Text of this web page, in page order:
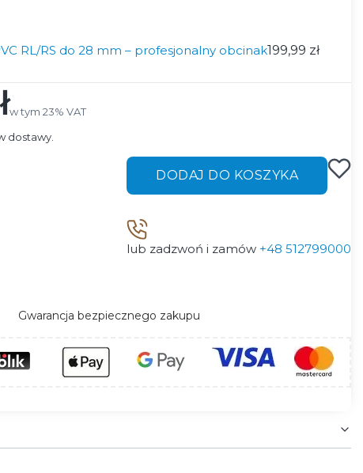
RL/RS do 28 mm – profesjonalny obcinak199,99 zł
w tym 23% VAT
w tym 23% VAT
dostawy.
DODAJ DO KOSZYKA
lub zadzwoń i zamów +48 512799000
Gwarancja bezpiecznego zakupu